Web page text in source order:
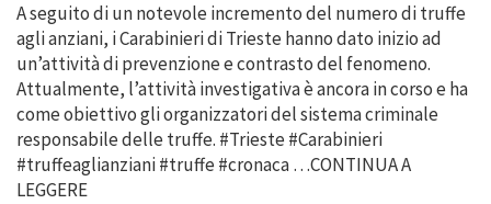
A seguito di un notevole incremento del numero di truffe
agli anziani, i Carabinieri di Trieste hanno dato inizio ad
un’attività di prevenzione e contrasto del fenomeno.
Attualmente, l’attività investigativa è ancora in corso e ha
come obiettivo gli organizzatori del sistema criminale
responsabile delle truffe. #Trieste #Carabinieri
#truffeaglianziani #truffe #cronaca …CONTINUA A
LEGGERE